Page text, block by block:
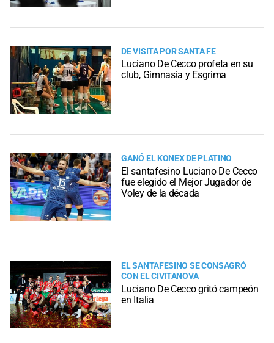
DE VISITA POR SANTA FE
Luciano De Cecco profeta en su
club, Gimnasia y Esgrima
GANÓ EL KONEX DE PLATINO
El santafesino Luciano De Cecco
fue elegido el Mejor Jugador de
Voley de la década
EL SANTAFESINO SE CONSAGRÓ
CON EL CIVITANOVA
Luciano De Cecco gritó campeón
en Italia